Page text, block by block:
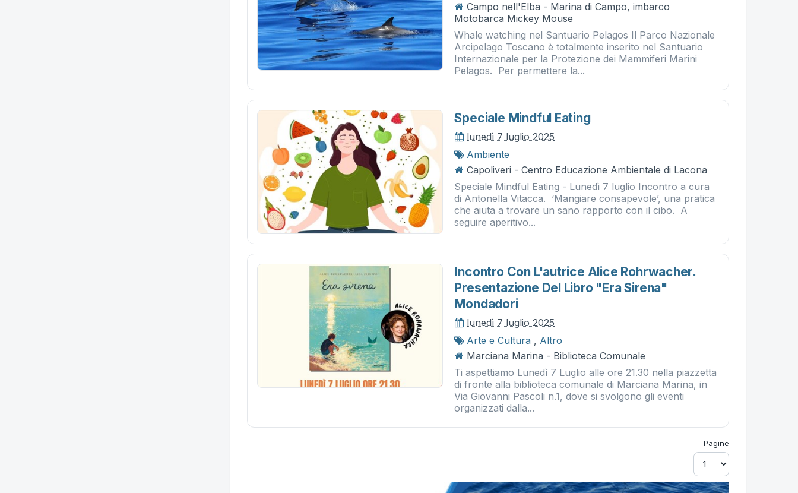
Campo nell'Elba - Marina di Campo, imbarco
Motobarca Mickey Mouse
Whale watching nel Santuario Pelagos Il Parco Nazionale
Arcipelago Toscano è totalmente inserito nel Santuario
Internazionale per la Protezione dei Mammiferi Marini
Pelagos. Per permettere la...
Speciale Mindful Eating
lunedì 7 luglio 2025
Ambiente
Capoliveri - Centro Educazione Ambientale di Lacona
Speciale Mindful Eating - Lunedì 7 luglio Incontro a cura
di Antonella Vitacca. ‘Mangiare consapevole’, una pratica
che aiuta a trovare un sano rapporto con il cibo. A
seguire aperitivo...
Incontro Con L'autrice Alice Rohrwacher.
Presentazione Del Libro "era Sirena"
Mondadori
lunedì 7 luglio 2025
Arte e Cultura , Altro
Marciana Marina - Biblioteca Comunale
Ti aspettiamo Lunedì 7 Luglio alle ore 21.30 nella piazzetta
di fronte alla biblioteca comunale di Marciana Marina, in
Via Giovanni Pascoli n.1, dove si svolgono gli eventi
organizzati dalla...
Pagine